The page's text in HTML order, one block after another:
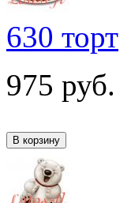
630 торт
975 руб.